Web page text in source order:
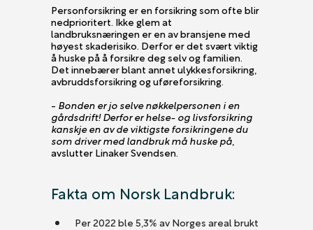
Personforsikring er en forsikring som ofte blir
nedprioritert. Ikke glem at
landbruksnæringen er en av bransjene med
høyest skaderisiko. Derfor er det svært viktig
å huske på å forsikre deg selv og familien.
Det innebærer blant annet ulykkesforsikring,
avbruddsforsikring og uføreforsikring.
- Bonden er jo selve nøkkelpersonen i en
gårdsdrift! Derfor er helse- og livsforsikring
kanskje en av de viktigste forsikringene du
som driver med landbruk må huske på
avslutter Linaker Svendsen.
Fakta om Norsk Landbruk:
Per 2022 ble 5,3% av Norges areal brukt